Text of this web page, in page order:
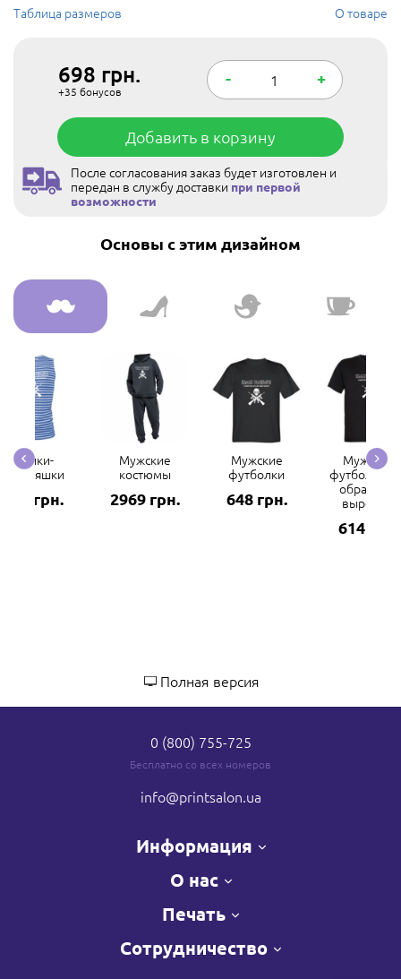
Таблица размеров О товаре
698 грн.
+35 бонусов
- +
Добавить в корзину
После согласования заказ будет изготовлен и
передан в службу доставки при первой
возможности
Основы с этим дизайном
Майки-
тельняшки
298 грн.
Мужские
костюмы
2969 грн.
Мужские
футболки
648 грн.
Мужские
футболки с
образным
вырезом
614 грн.
Полная версия
0 (800) 755-725
Бесплатно со всех номеров
info@printsalon.ua
Информация
О нас
Печать
Сотрудничество